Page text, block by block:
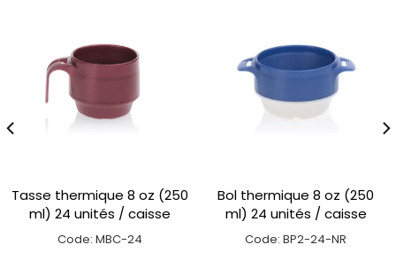
Tasse thermique 8 oz (250
ml) 24 unités / caisse
Code: MBC-24
Bol thermique 8 oz (250
ml) 24 unités / caisse
Code: BP2-24-NR